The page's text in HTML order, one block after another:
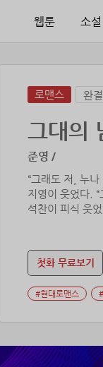
웹툰 소설
로맨스 완결
그대의
준영 /
“그래도 저, 누
지영이 웃었다.
석찬이 피식 웃
첫화 무료보기
#현대로맨스